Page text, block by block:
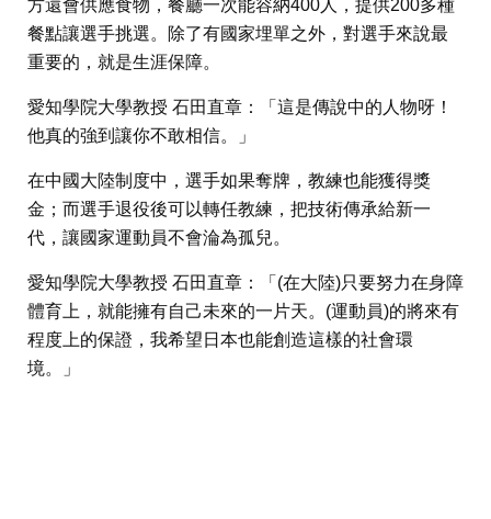
方還會供應食物，餐廳一次能容納400人，提供200多種
餐點讓選手挑選。除了有國家埋單之外，對選手來說最
重要的，就是生涯保障。
愛知學院大學教授 石田直章：「這是傳說中的人物呀！
他真的強到讓你不敢相信。」
在中國大陸制度中，選手如果奪牌，教練也能獲得獎
金；而選手退役後可以轉任教練，把技術傳承給新一
代，讓國家運動員不會淪為孤兒。
愛知學院大學教授 石田直章：「(在大陸)只要努力在身障
體育上，就能擁有自己未來的一片天。(運動員)的將來有
程度上的保證，我希望日本也能創造這樣的社會環
境。」